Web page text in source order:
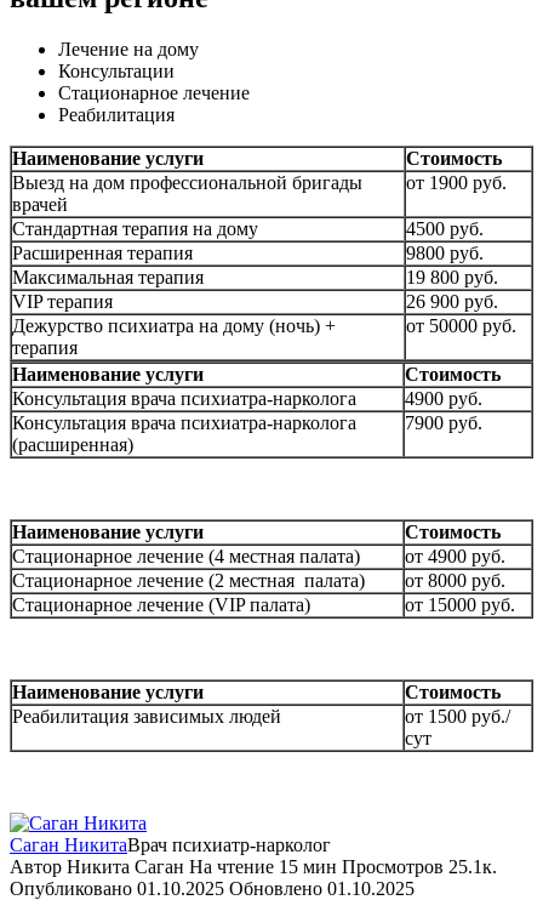
Лечение на дому
Консультации
Стационарное лечение
Реабилитация
Наименование услуги
Стоимость
Выезд на дом профессиональной бригады
врачей
от 1900 руб.
Стандартная терапия на дому
4500 руб.
Расширенная терапия
9800 руб.
Максимальная терапия
19 800 руб.
VIP терапия
26 900 руб.
Дежурство психиатра на дому (ночь) +
терапия
от 50000 руб.
Наименование услуги
Стоимость
Консультация врача психиатра-нарколога
4900 руб.
Консультация врача психиатра-нарколога
(расширенная)
7900 руб.
Наименование услуги
Стоимость
Стационарное лечение (4 местная палата)
от 4900 руб.
Стационарное лечение (2 местная палата)
от 8000 руб.
Стационарное лечение (VIP палата)
от 15000 руб.
Наименование услуги
Стоимость
Реабилитация зависимых людей
от 1500 руб./
сут
Саган НикитаВрач психиатр-нарколог
Автор Никита Саган На чтение 15 мин Просмотров 25.1к.
Опубликовано 01.10.2025 Обновлено 01.10.2025